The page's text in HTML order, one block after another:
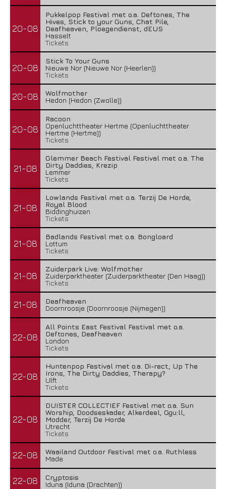
20-08
Pukkelpop Festival met o.a. Deftones, The
Hives, Stick to your Guns, Chat Pile,
Deafheaven, Ploegendienst, dEUS
Hasselt
Tickets
20-08
Stick To Your Guns
Nieuwe Nor (Nieuwe Nor (Heerlen))
Tickets
20-08
Wolfmother
Hedon (Hedon (Zwolle))
20-08
Racoon
Openluchttheater Hertme (Openluchttheater
Hertme (Hertme))
Tickets
21-08
Glemmer Beach Festival Festival met o.a. The
Dirty Daddies, Krezip
Lemmer
Tickets
21-08
Lowlands Festival met o.a. Terzij De Horde,
Royal Blood
Biddinghuizen
Tickets
21-08
Badlands Festival met o.a. Bongloard
Lottum
Tickets
21-08
Zuiderpark Live: Wolfmother
Zuiderparktheater (Zuiderparktheater (Den Haag))
Tickets
21-08
Deafheaven
Doornroosje (Doornroosje (Nijmegen))
22-08
All Points East Festival Festival met o.a.
Deftones, Deafheaven
London
Tickets
22-08
Huntenpop Festival met o.a. Di-rect, Up The
Irons, The Dirty Daddies, Therapy?
Ulft
Tickets
22-08
DUISTER COLLECTIEF Festival met o.a. Sun
Worship, Doodseskader, Alkerdeel, Ggu:ll,
Modder, Terzij De Horde
Utrecht
Tickets
22-08
Waailand Outdoor Festival met o.a. Ruthless
Made
22-08
Cryptosis
Iduna (Iduna (Drachten))